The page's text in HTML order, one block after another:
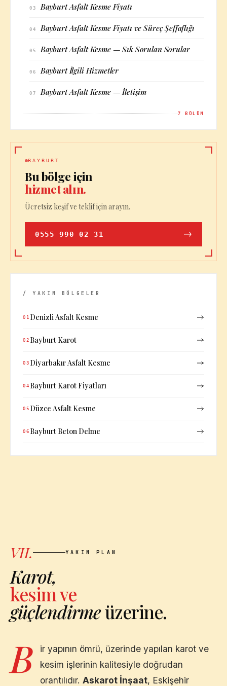
03 Bayburt Asfalt Kesme Fiyatı
04 Bayburt Asfalt Kesme Fiyatı ve Süreç Şeffaflığı
05 Bayburt Asfalt Kesme — Sık Sorulan Sorular
06 Bayburt İlgili Hizmetler
07 Bayburt Asfalt Kesme — İletişim
7 BÖLÜM
BAYBURT
Bu bölge için
hizmet alın.
Ücretsiz keşif ve teklif için arayın.
0555 990 02 31
/ YAKIN BÖLGELER
01 Denizli Asfalt Kesme
02 Bayburt Karot
03 Diyarbakır Asfalt Kesme
04 Bayburt Karot Fiyatları
05 Düzce Asfalt Kesme
06 Bayburt Beton Delme
VII. YAKIN PLAN
Karot,
kesim ve
güçlendirmeüzerine.
B
ir yapının ömrü, üzerinde yapılan karot ve
kesim işlerinin kalitesiyle doğrudan
orantılıdır. Askarot İnşaat, Eskişehir